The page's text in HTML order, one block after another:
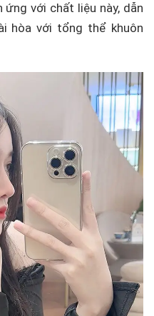
với chất liệu này, dẫn
hòa với tổng thể khuôn